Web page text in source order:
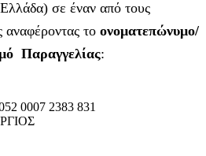
σε έναν από τους
το ονοματεπώνυμο/
Παραγγελίας:
0007 2383 831